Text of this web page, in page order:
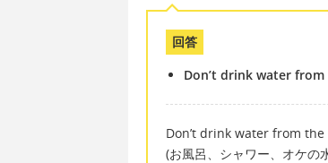
回答
Don’t drink water
Don’t drink water from
(お風呂、シャワー、オケの